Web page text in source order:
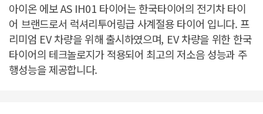
아이온 에보 AS IH01 타이어는 한국타이어의 전기차 타이
어 브랜드로서 럭셔리투어링급 사계절용 타이어 입니다. 프
리미엄 EV 차량을 위해 출시하였으며, EV 차량을 위한 한국
타이어의 테크놀로지가 적용되어 최고의 저소음 성능과 주
행성능을 제공합니다.